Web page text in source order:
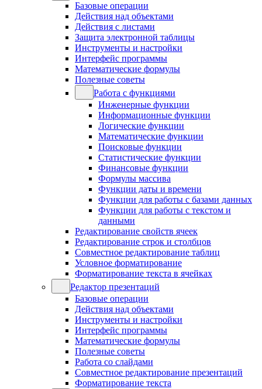
Базовые операции
Действия над объектами
Действия с листами
Защита электронной таблицы
Инструменты и настройки
Интерфейс программы
Математические формулы
Полезные советы
Работа с функциями
Инженерные функции
Информационные функции
Логические функции
Математические функции
Поисковые функции
Статистические функции
Финансовые функции
Формулы массива
Функции даты и времени
Функции для работы с базами данных
Функции для работы с текстом и
данными
Редактирование свойств ячеек
Редактирование строк и столбцов
Совместное редактирование таблиц
Условное форматирование
Форматирование текста в ячейках
Редактор презентаций
Базовые операции
Действия над объектами
Инструменты и настройки
Интерфейс программы
Математические формулы
Полезные советы
Работа со слайдами
Совместное редактирование презентаций
Форматирование текста